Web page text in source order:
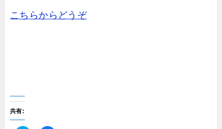
こちらからどうぞ
共有: